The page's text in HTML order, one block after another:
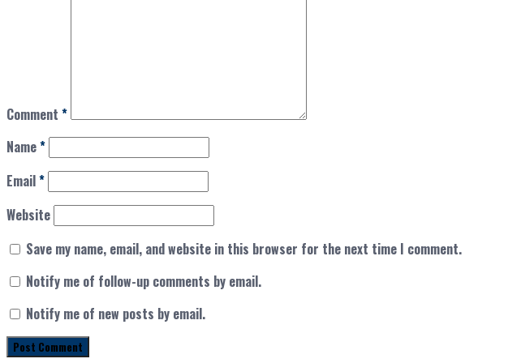
Comment *
Name*
Email*
Website
Save my name, email, and website in this browser for the next time I comment.
Notify me of follow-up comments by email.
Notify me of new posts by email.